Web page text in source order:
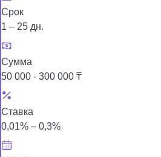
Срок
1 – 25 дн.
Сумма
50 000 - 300 000 ₸
Ставка
0,01% – 0,3%